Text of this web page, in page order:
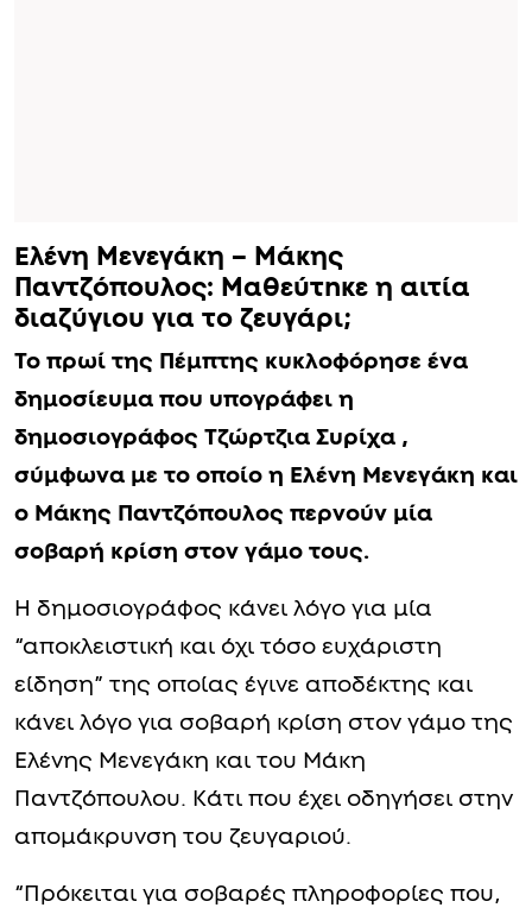
Ελένη Μενεγάκη – Μάκης
Παντζόπουλος: Μαθεύτnκε η αιτία
διαζύγιου για το ζευγάρι;
Το πρωί της Πέμπτης κυκλοφόρησε ένα
δημοσίευμα που υπογράφει η
δημοσιογράφος Τζώρτζια Συρίχα ,
σύμφωνα με το οποίο η Ελένη Μενεγάκη και
ο Μάκης Παντζόπουλος περνούν μία
σοβαρή κρίση στον γάμο τους.
Η δημοσιογράφος κάνει λόγο για μία
“αποκλειστική και όχι τόσο ευχάριστη
είδηση” της οποίας έγινε αποδέκτης και
κάνει λόγο για σοβαρή κρίση στον γάμο της
Ελένης Μενεγάκη και του Μάκη
Παντζόπουλου. Κάτι που έχει οδηγήσει στην
απομάκρυνση του ζευγαριού.
“Πρόκειται για σοβαρές πληροφορίες που,